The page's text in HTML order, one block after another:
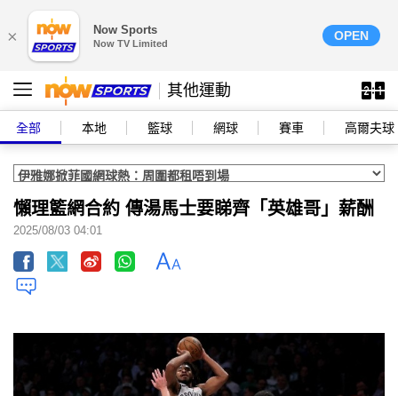
× Now Sports
Now TV Limited
OPEN
其他運動
全部 本地 籃球 網球 賽車 高爾夫球
懶理籃網合約 傳湯馬士要睇齊「英雄哥」薪酬
2025/08/03 04:01